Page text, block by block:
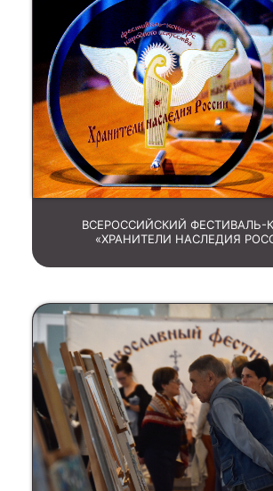
ВСЕРОССИЙСКИЙ ФЕСТИВАЛЬ-
«ХРАНИТЕЛИ НАСЛЕДИЯ